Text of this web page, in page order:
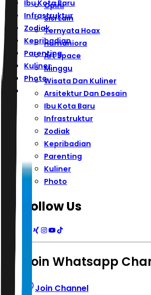
Ibu Kota Baru
Infrastruktur
Zodiak
Kepribadian
Parenting
Kuliner
Photo
Opini
Sisi Lain
Ternyata Hoax
Humaniora
Art Space
Minggu
Wisata Dan Kuliner
Arsitektur Dan Desain
Ibu Kota Baru
Infrastruktur
Zodiak
Kepribadian
Parenting
Kuliner
Photo
Follow Us
Join Whatsapp
Join Channel